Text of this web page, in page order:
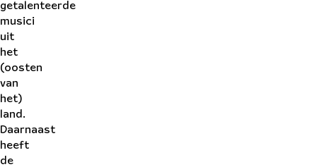
getalenteerde
musici
uit
het
(oosten
van
het)
land.
Daarnaast
heeft
de